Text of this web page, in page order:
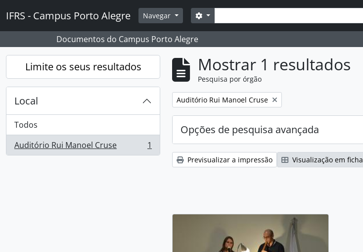
IFRS - Campus Porto Alegre Navegar Pesquisar
Opções de busca
Documentos do Campus Porto Alegre
Limite os seus resultados
Local
Todos
Auditório Rui Manoel Cruse
, 1 resultados 1
Mostrar 1 resultados
Pesquisa por órgão
Remover filtro:
Auditório Rui Manoel Cruse
Opções de pesquisa avançada
Previsualizar a impressão Visualização em ficha